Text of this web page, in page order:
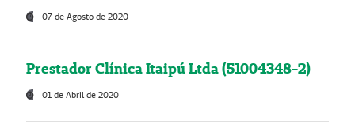
07 de Agosto de 2020
Prestador Clínica Itaipú Ltda (51004348-2)
01 de Abril de 2020